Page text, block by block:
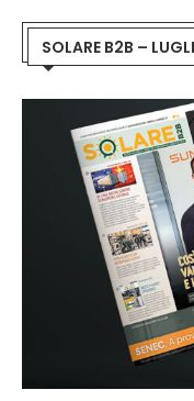
SOLARE B2B –